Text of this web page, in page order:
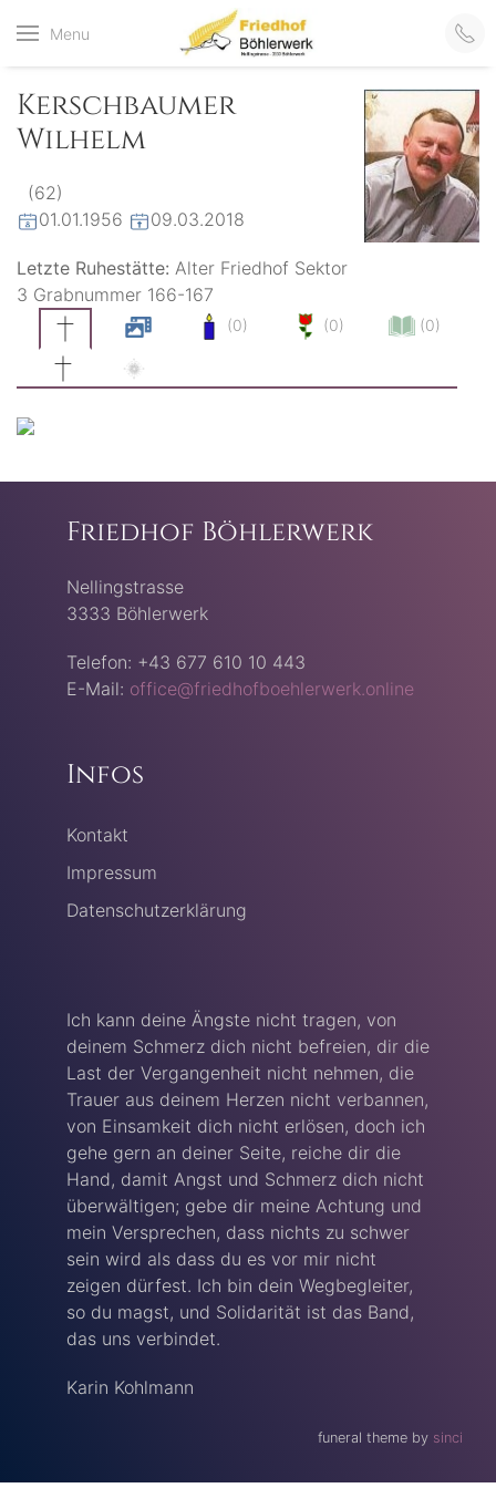
Menu
Friedhof
der virtuelle Friedhof
Kerschbaumer
Wilhelm
(62)
01.01.1956
09.03.2018
Letzte Ruhestätte: Alter Friedhof Sektor
3 Grabnummer 166-167
(0) (0) (0)
Friedhof Böhlerwerk
Nellingstrasse
3333 Böhlerwerk
Telefon: +43 677 610 10 443
E-Mail: office@friedhofboehlerwerk.online
Infos
Kontakt
Impressum
Datenschutzerklärung
Ich kann deine Ängste nicht tragen, von
deinem Schmerz dich nicht befreien, dir die
Last der Vergangenheit nicht nehmen, die
Trauer aus deinem Herzen nicht verbannen,
von Einsamkeit dich nicht erlösen, doch ich
gehe gern an deiner Seite, reiche dir die
Hand, damit Angst und Schmerz dich nicht
überwältigen; gebe dir meine Achtung und
mein Versprechen, dass nichts zu schwer
sein wird als dass du es vor mir nicht
zeigen dürfest. Ich bin dein Wegbegleiter,
so du magst, und Solidarität ist das Band,
das uns verbindet.
Karin Kohlmann
funeral theme by sinci